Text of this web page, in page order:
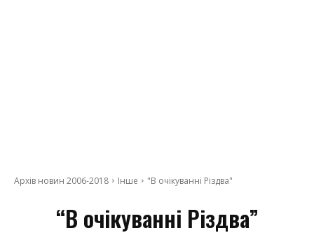
Архів новин 2006-2018 Інше "В очікуванні Різдва"
“В очікуванні Різдва”